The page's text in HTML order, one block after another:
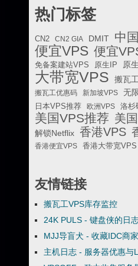
热门标签
CN2 CN2 GIA DMIT 中
便宜VPS 便宜
免备案建站VPS 原生IP 原
大带宽VPS 搬瓦工
搬瓦工优惠码
新加坡VPS 无
日本VPS推荐 欧洲VPS 洛杉
美国VPS推荐 美
解锁Netflix 香港VPS
香港便宜VPS 香港大带宽VPS
友情链接
搬瓦工VPS库存监控
24K PULS - 键盘侠的日
MJJ导盲犬 - 收藏IDC商
主机日志 - 服务器优惠与